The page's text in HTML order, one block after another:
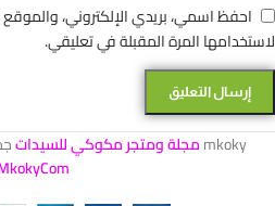
احفظ اسمي، بريدي الإلكتروني،
لاستخدامها المرة المقبلة في تعليقي.
mkokyمجلة ومتجر مكوكي للسيدات